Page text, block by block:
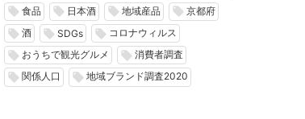
local_offer 食品 local_offer 日本酒 local_offer 地域産品 local_offer 京都府
local_offer 酒 local_offer SDGs local_offer コロナウィルス
local_offer おうちで観光グルメ local_offer 消費者調査
local_offer 関係人口 local_offer 地域ブランド調査2020